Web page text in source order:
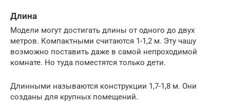
Длина
Модели могут достигать длины от одного до двух
метров. Компактными считаются 1-1,2 м. Эту чашу
возможно поставить даже в самой непроходимой
комнате. Но туда поместятся только дети.
Длинными называются конструкции 1,7-1,8 м. Они
созданы для крупных помещений.